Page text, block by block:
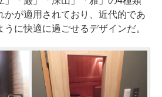
かが適用されており、近代的であ
に快適に過ごせるデザインだ。